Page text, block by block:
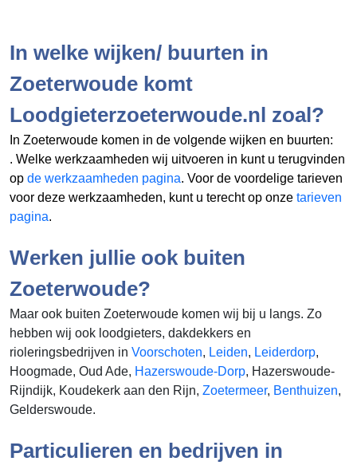
In welke wijken/ buurten in
Zoeterwoude komt
Loodgieterzoeterwoude.nl zoal?
In Zoeterwoude komen in de volgende wijken en buurten:
. Welke werkzaamheden wij uitvoeren in kunt u terugvinden
op de werkzaamheden pagina. Voor de voordelige tarieven
voor deze werkzaamheden, kunt u terecht op onze tarieven
pagina.
Werken jullie ook buiten
Zoeterwoude?
Maar ook buiten Zoeterwoude komen wij bij u langs. Zo
hebben wij ook loodgieters, dakdekkers en
rioleringsbedrijven in Voorschoten, Leiden, Leiderdorp,
Hoogmade, Oud Ade, Hazerswoude-Dorp, Hazerswoude-
Rijndijk, Koudekerk aan den Rijn, Zoetermeer, Benthuizen,
Gelderswoude.
Particulieren en bedrijven in